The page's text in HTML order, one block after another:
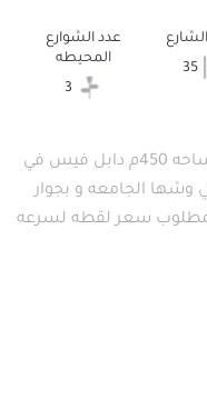
عدد الشوارع
المحيطه
قطعة ارض في شمال غرب المتميز مساحه 450م دابل فيس في
الجامعه و بجوار
مطلوب سعر لقطه لسرعه